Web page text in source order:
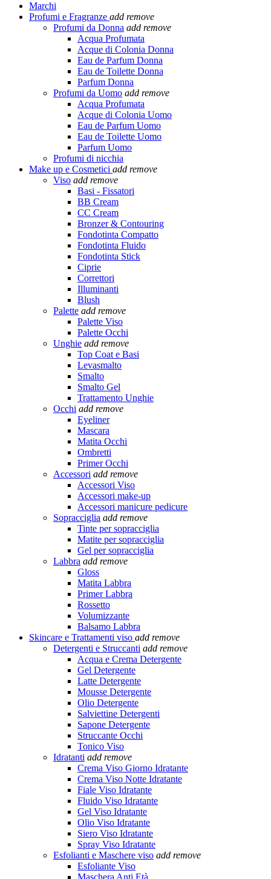
Marchi
Profumi e Fragranze add remove
Profumi da Donna add remove
Acqua Profumata
Acque di Colonia Donna
Eau de Parfum Donna
Eau de Toilette Donna
Parfum Donna
Profumi da Uomo add remove
Acqua Profumata
Acque di Colonia Uomo
Eau de Parfum Uomo
Eau de Toilette Uomo
Parfum Uomo
Profumi di nicchia
Make up e Cosmetici add remove
Viso add remove
Basi - Fissatori
BB Cream
CC Cream
Bronzer & Contouring
Fondotinta Compatto
Fondotinta Fluido
Fondotinta Stick
Ciprie
Correttori
Illuminanti
Blush
Palette add remove
Palette Viso
Palette Occhi
Unghie add remove
Top Coat e Basi
Levasmalto
Smalto
Smalto Gel
Trattamento Unghie
Occhi add remove
Eyeliner
Mascara
Matita Occhi
Ombretti
Primer Occhi
Accessori add remove
Accessori Viso
Accessori make-up
Accessori manicure pedicure
Sopracciglia add remove
Tinte per sopracciglia
Matite per sopracciglia
Gel per sopracciglia
Labbra add remove
Gloss
Matita Labbra
Primer Labbra
Rossetto
Volumizzante
Balsamo Labbra
Skincare e Trattamenti viso add remove
Detergenti e Struccanti add remove
Acqua e Crema Detergente
Gel Detergente
Latte Detergente
Mousse Detergente
Olio Detergente
Salviettine Detergenti
Sapone Detergente
Struccante Occhi
Tonico Viso
Idratanti add remove
Crema Viso Giorno Idratante
Crema Viso Notte Idratante
Fiale Viso Idratante
Fluido Viso Idratante
Gel Viso Idratante
Olio Viso Idratante
Siero Viso Idratante
Spray Viso Idratante
Esfolianti e Maschere viso add remove
Esfoliante Viso
Maschera Anti Età